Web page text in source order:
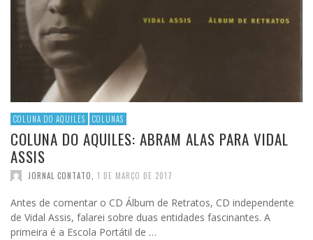
COLUNA DO AQUILES COLUNAS
COLUNA DO AQUILES: ABRAM ALAS PARA VIDAL
ASSIS
JORNAL CONTATO, 1 DE MARÇO DE 2017
Antes de comentar o CD Álbum de Retratos, CD independente
de Vidal Assis, falarei sobre duas entidades fascinantes. A
primeira é a Escola Portátil de …